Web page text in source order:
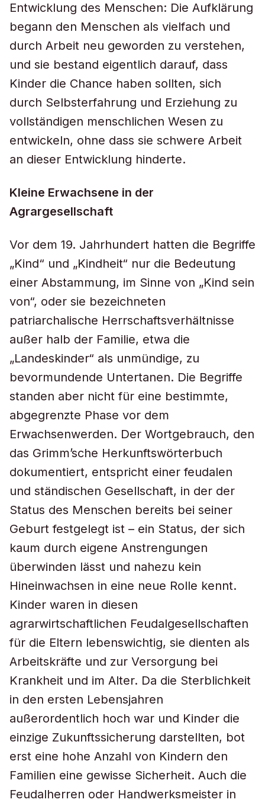
Entwicklung des Menschen: Die Aufklärung
begann den Menschen als vielfach und
durch Arbeit neu geworden zu verstehen,
und sie bestand eigentlich darauf, dass
Kinder die Chance haben sollten, sich
durch Selbsterfahrung und Erziehung zu
vollständigen menschlichen Wesen zu
entwickeln, ohne dass sie schwere Arbeit
an dieser Entwicklung hinderte.
Kleine Erwachsene in der
Agrargesellschaft
Vor dem 19. Jahrhundert hatten die Begriffe
„Kind“ und „Kindheit“ nur die Bedeutung
einer Abstammung, im Sinne von „Kind sein
von“, oder sie bezeichneten
patriarchalische Herrschaftsverhältnisse
außer halb der Familie, etwa die
„Landeskinder“ als unmündige, zu
bevormundende Untertanen. Die Begriffe
standen aber nicht für eine bestimmte,
abgegrenzte Phase vor dem
Erwachsenwerden. Der Wortgebrauch, den
das Grimm’sche Herkunftswörterbuch
dokumentiert, entspricht einer feudalen
und ständischen Gesellschaft, in der der
Status des Menschen bereits bei seiner
Geburt festgelegt ist – ein Status, der sich
kaum durch eigene Anstrengungen
überwinden lässt und nahezu kein
Hineinwachsen in eine neue Rolle kennt.
Kinder waren in diesen
agrarwirtschaftlichen Feudalgesellschaften
für die Eltern lebenswichtig, sie dienten als
Arbeitskräfte und zur Versorgung bei
Krankheit und im Alter. Da die Sterblichkeit
in den ersten Lebensjahren
außerordentlich hoch war und Kinder die
einzige Zukunftssicherung darstellten, bot
erst eine hohe Anzahl von Kindern den
Familien eine gewisse Sicherheit. Auch die
Feudalherren oder Handwerksmeister in